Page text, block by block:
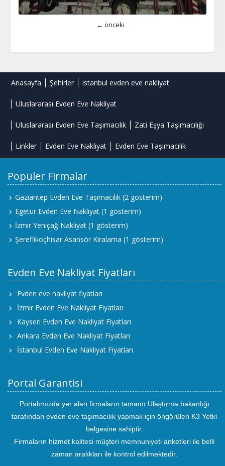
← önceki
Anasayfa Şehirler istanbul evden eve nakliyat
Uluslararası Evden Eve Nakliyat
Uluslararası Evden Eve Taşımacılık Zati Eşya Taşımacılığı
Linkler Evden Eve Nakliyat Evden Eve Taşımacılık
Popüler Firmalar
Gaziantep Evden Eve Taşımacılık (2 gösterim)
Egetur Evden Eve Nakliyat (1 gösterim)
İzmir Yeniçağ Nakliyat (1 gösterim)
Şereflikoçhisar Asansör Kiralama (1 gösterim)
Evden Eve Nakliyat Fiyatları
Evden eve nakliyat fiyatları
İzmir Evden Eve Nakliyat Fiyatları
Kayseri Evden Eve Nakliyat Fiyatları
Ankara Evden Eve Nakliyat Fiyatları
İstanbul Evden Eve Nakliyat Fiyatları
Portal Garantisi
Portalımızda yer alan firmaların tamamı Ulaştırma bakanlığı
tarafından evden eve taşımacılık yapmak için öngörülen K3 Yetki
belgesine sahiptir.
Firmaların hizmet kalitesi müşteri memnuniyeti anketleri ile belli
zaman aralıkları ile kontrol edilmektedir.